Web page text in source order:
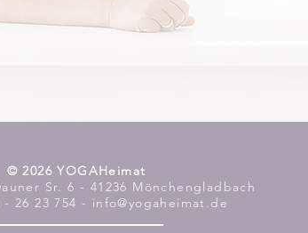
​© 2026 YOGAHeimat
Sr. 6 - 41236 Mönchengladbach
- 26 23 754 - info@yogaheimat.de